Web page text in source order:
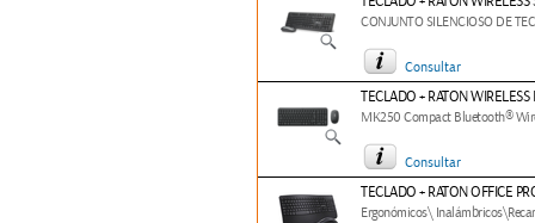
CONJUNTO SILENCIOSO DE
Consultar
TECLADO + RATON
MK250 Compact Bluetooth®
Consultar
TECLADO + RATON OFFICE
Ergonómicos\